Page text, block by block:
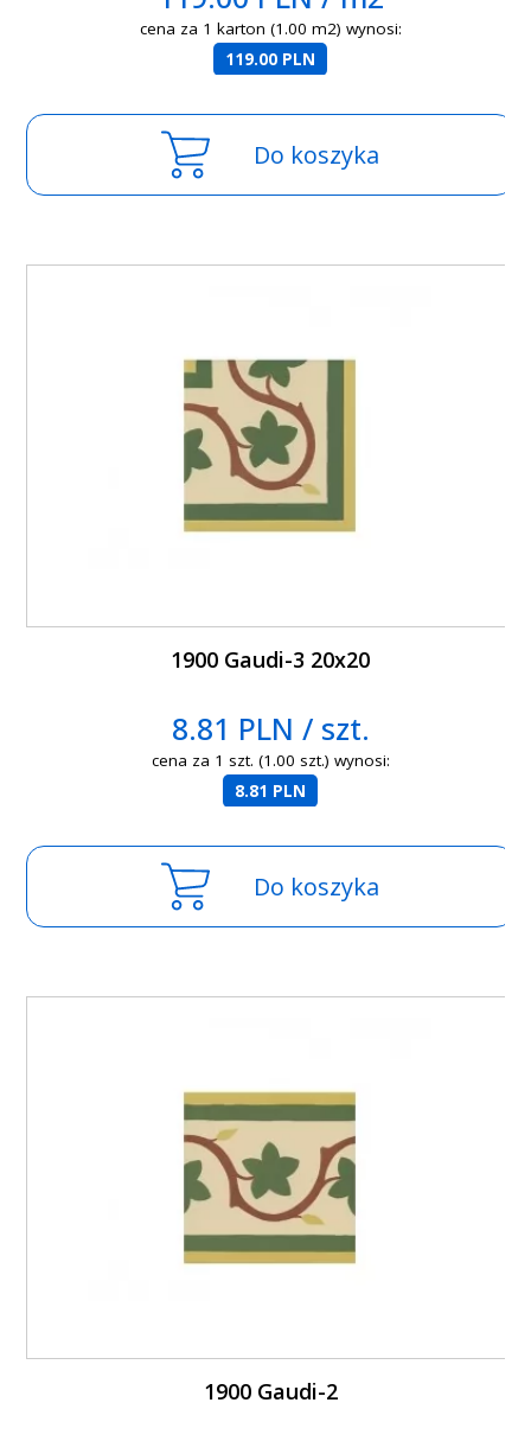
cena za 1 karton (1.00 m2) wynosi:
119.00 PLN
Do koszyka
1900 Gaudi-3 20x20
8.81 PLN / szt.
cena za 1 szt. (1.00 szt.) wynosi:
8.81 PLN
Do koszyka
1900 Gaudi-2